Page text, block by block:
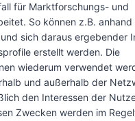
für Marktforschungs- und
So können z.B. anhand
sich daraus ergebender
erstellt werden. Die
wiederum verwendet
und außerhalb der
den Interessen der
Zwecken werden im